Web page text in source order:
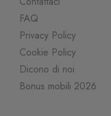
FAQ
Privacy Policy
Cookie Policy
Dicono di noi
Bonus mobili 2026